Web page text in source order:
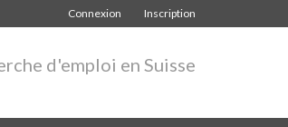
Inscription
Connexion
d'emploi en Suisse